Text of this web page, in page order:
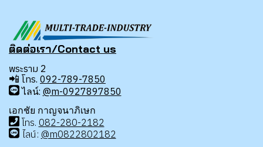
ติดต่อเรา/Contact us
พระราม 2
📲 โทร. 092-789-7850
ไลน์: @m-0927897850
เอกชัย กาญจนาภิเษก
โทร. 082-280-2182
ไลน์: @m0822802182